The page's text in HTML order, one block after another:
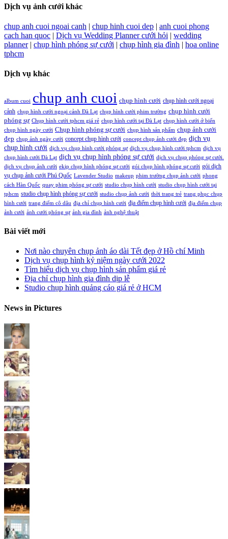
Dịch vụ ảnh cưới khác
chup anh cuoi ngoai canh | chup hinh cuoi dep | anh cuoi phong
cach han quoc | Dịch vụ Wedding Planner cưới hỏi | wedding
planner| chụp hình phóng sự cưới | chụp hình gia đình | hoa online
tphcm
Dịch vụ khác
album cuoi chup anh cuoi chụp hình cưới chụp hình cưới ngoại
cảnh chụp hình cưới ngoại cảnh Đà Lạt chụp hình cưới phim trường chụp hình cưới
phóng sự Chụp hình cưới tphcm giá rẻ chụp hình cưới tại Đà Lạt chụp hình cưới ở biển
chụp hình ngày cưới Chụp hình phóng sự cưới chụp hình sản phẩm chụp ảnh cưới
đẹp chụp ảnh ngày cưới concept chụp hình cưới concept chụp ảnh cưới đẹp dịch vụ
chụp hình cưới dịch vụ chụp hình cưới phóng sự dịch vụ chụp hình cưới tphcm dịch vụ
chụp hình cưới Đà Lạt dịch vụ chụp hình phóng sự cưới dịch vụ chụp phóng sự cưới.
dịch vụ chụp ảnh cưới ekip chụp hình phóng sự cưới gói chụp hình phóng sự cưới gói dịch
vụ chụp ảnh cưới Phú Quốc Lavender Studio makeup phim trường chụp ảnh cưới phong
cách Hàn Quốc quay phim phóng sự cưới studio chụp hình cưới studio chụp hình cưới tại
tphcm studio chụp hình phóng sự cưới studio chụp ảnh cưới thời trang trẻ trang phục chụp
hình cưới trang điểm cô dâu địa chỉ chụp hình cưới địa điểm chụp hình cưới địa điểm chụp
ảnh cưới ảnh cưới phóng sự ảnh gia đình ảnh nghệ thuật
Bài viết mới
Nơi nào chuyên chụp ảnh áo dài Tết đẹp ở Hồ chí Minh
Dịch vụ chụp hình kỷ niệm ngày cưới 2022
Tìm hiểu dịch vụ chụp hình sản phẩm giá rẻ
Địa chỉ chụp hình gia đình dịp lễ
Studio chụp hình quảng cáo giá rẻ ở HCM
News in Pictures